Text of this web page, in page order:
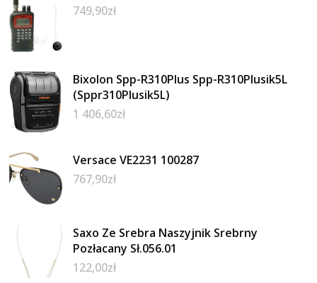
749,90zł
Bixolon Spp-R310Plus Spp-R310Plusik5L
(Sppr310Plusik5L)
1 406,60zł
Versace VE2231 100287
767,90zł
Saxo Ze Srebra Naszyjnik Srebrny
Pozłacany Sł.056.01
122,00zł